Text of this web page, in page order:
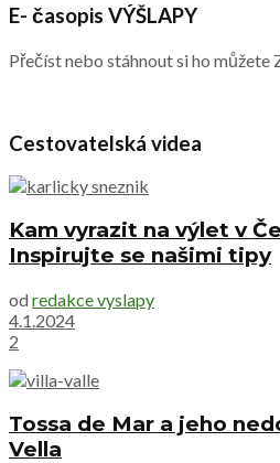
E- časopis VÝŠLAPY
Přečíst nebo stáhnout si ho můžete
Cestovatelská videa
Kam vyrazit na výlet v
Inspirujte se našimi tipy
od redakce vyslapy
4.1.2024
2
Tossa de Mar a jeho
Vella